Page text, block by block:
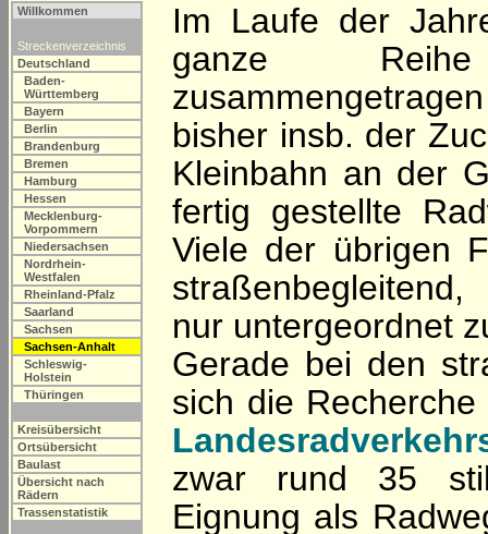
Willkommen
Streckenverzeichnis
Deutschland
Baden-
Württemberg
Bayern
Berlin
Brandenburg
Bremen
Hamburg
Hessen
Mecklenburg-
Vorpommern
Niedersachsen
Nordrhein-
Westfalen
Rheinland-Pfalz
Saarland
Sachsen
Sachsen-Anhalt
Schleswig-
Holstein
Thüringen
Kreisübersicht
Ortsübersicht
Baulast
Übersicht nach
Rädern
Trassenstatistik
Im Laufe der
ganze
bisher insb. der
Kleinbahn an der
fertig gestellte
Viele der übrigen
nur untergeordnet
Gerade bei den
sich die
zwar rund 35
Eignung als